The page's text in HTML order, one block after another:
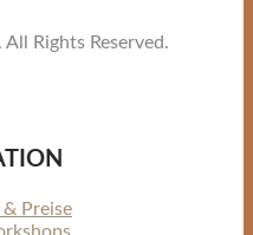
Rights Reserved.
Preise